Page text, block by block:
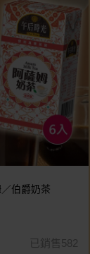
伯爵奶茶
已銷售582